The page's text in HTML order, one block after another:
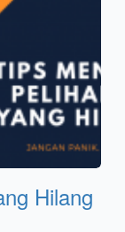
Hilang